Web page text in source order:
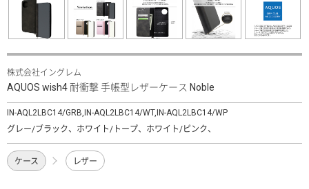
株式会社イングレム
AQUOS wish4 耐衝撃 手帳型レザーケース Noble
IN-AQL2LBC14/GRB,IN-AQL2LBC14/WT,IN-AQL2LBC14/WP
グレー/ブラック、ホワイト/トープ、ホワイト/ピンク、
ケース レザー